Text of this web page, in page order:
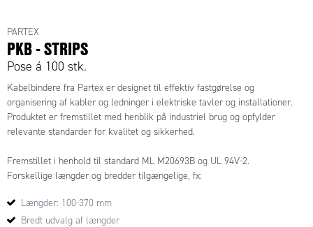
PARTEX
PKB - STRIPS
Pose á 100 stk.
Kabelbindere fra Partex er designet til effektiv fastgørelse og
organisering af kabler og ledninger i elektriske tavler og installationer.
Produktet er fremstillet med henblik på industriel brug og opfylder
relevante standarder for kvalitet og sikkerhed.
Fremstillet i henhold til standard ML M20693B og UL 94V-2.
Forskellige længder og bredder tilgængelige, fx:
trækstyrke 8 kg.
Bredden 3,6 mm, længde 140 mm – trækstyrke 13 kg.
Længder: 100-370 mm
Bredt udvalg af længder